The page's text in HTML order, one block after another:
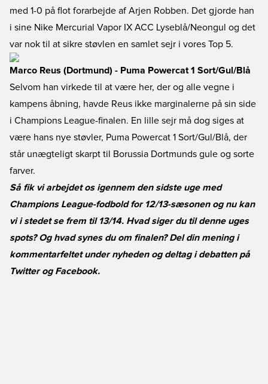
med 1-0 på flot forarbejde af Arjen Robben. Det gjorde han
i sine Nike Mercurial Vapor IX ACC Lyseblå/Neongul og det
var nok til at sikre støvlen en samlet sejr i vores Top 5.
Marco Reus (Dortmund) - Puma Powercat 1 Sort/Gul/Blå
Selvom han virkede til at være her, der og alle vegne i
kampens åbning, havde Reus ikke marginalerne på sin side
i Champions League-finalen. En lille sejr må dog siges at
være hans nye støvler, Puma Powercat 1 Sort/Gul/Blå, der
står unægteligt skarpt til Borussia Dortmunds gule og sorte
farver.
Så fik vi arbejdet os igennem den sidste uge med
Champions League-fodbold for 12/13-sæsonen og nu kan
vi i stedet se frem til 13/14. Hvad siger du til denne uges
spots? Og hvad synes du om finalen? Del din mening i
kommentarfeltet under nyheden og deltag i debatten på
TwitterogFacebook.